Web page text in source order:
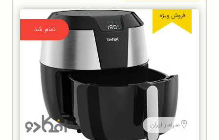
تمام شد
فروش ویژه
سراسر ایران